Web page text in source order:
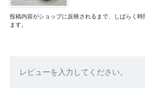
投稿内容がショップに反映されるまで、しばらく
ます。
レビューを入力してください。